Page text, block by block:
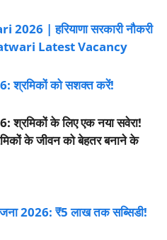
| हरियाणा सरकारी नौकरी
Latest Vacancy
श्रमिकों को सशक्त करें!
श्रमिकों के लिए एक नया सवेरा!
के जीवन को बेहतर बनाने के
2026: ₹5 लाख तक सब्सिडी!